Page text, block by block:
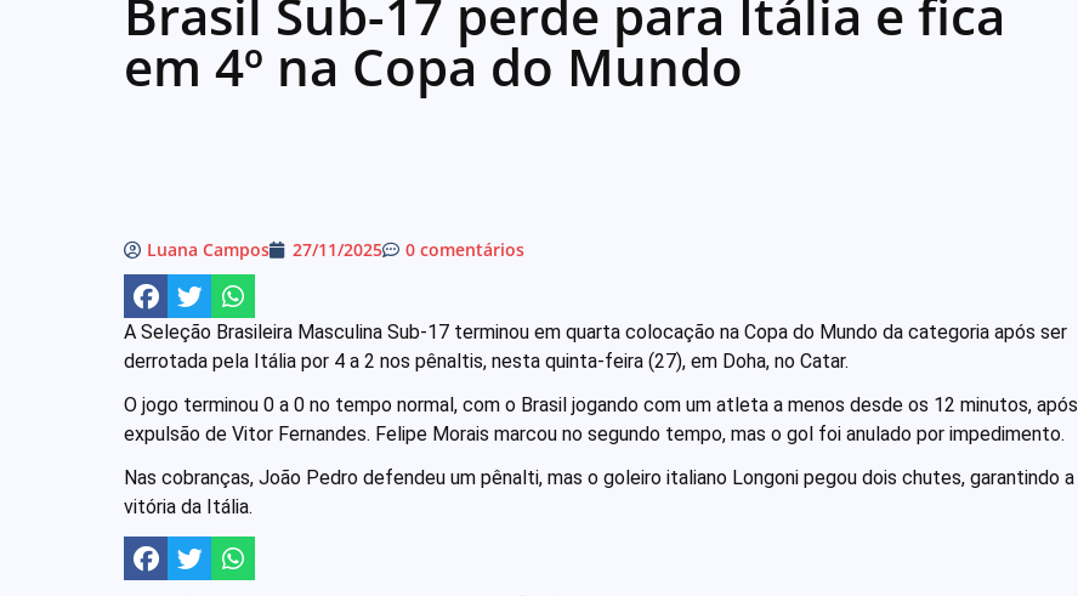
Brasil Sub-17 perde para Itália e fica
em 4º na Copa do Mundo
Luana Campos 27/11/2025 0 comentários
A Seleção Brasileira Masculina Sub-17 terminou em quarta colocação na Copa do Mundo da categoria após ser
derrotada pela Itália por 4 a 2 nos pênaltis, nesta quinta-feira (27), em Doha, no Catar.
O jogo terminou 0 a 0 no tempo normal, com o Brasil jogando com um atleta a menos desde os 12 minutos, após
expulsão de Vitor Fernandes. Felipe Morais marcou no segundo tempo, mas o gol foi anulado por impedimento.
Nas cobranças, João Pedro defendeu um pênalti, mas o goleiro italiano Longoni pegou dois chutes, garantindo a
vitória da Itália.